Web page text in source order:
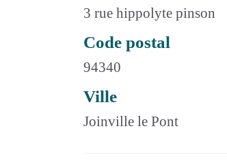
3 rue hippolyte pinson
Code postal
94340
Ville
Joinville le Pont